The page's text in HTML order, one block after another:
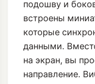
Гид
Сердце этих
система
подошву и
встроены
которые